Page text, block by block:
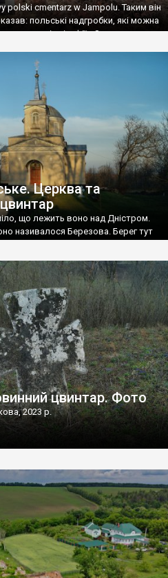
polski cmentarz w Jampolu. Таким він
польські надгробки, які можна
польські епітафії… Загалом цвинтар
гектарів. Перше враження про
польського цвинтаря виявилося
Церква та
що лежить воно над Дністром.
називалося Березова. Берег тут
від більшості навколишніх
Михайлівська церква. Точної дати […]
цвинтар. Фото
2023 р.